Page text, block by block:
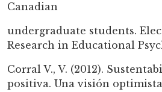
Canadian
undergraduate students.
Research in Educational
Corral V., V. (2012).
positiva. Una visión